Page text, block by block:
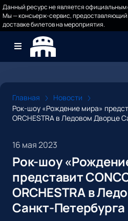
Данный ресурс не является официальным
Мы — консьерж-сервис, предоставляющий
доставке билетов на мероприятия.
Главная
Новости
Рок-шоу «Рождение мира»
ORCHESTRA в Ледовом Дворце
16 мая 2023
Рок-шоу
представит
ORCHESTRA в
Санкт-Петербурга